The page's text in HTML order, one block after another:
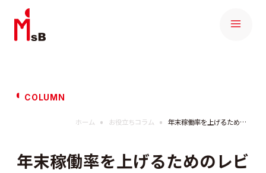
COLUMN
ホーム お役立ちコラム 年末稼働率を上げるためのレビュー改善術
年末稼働率を上げるためのレビ